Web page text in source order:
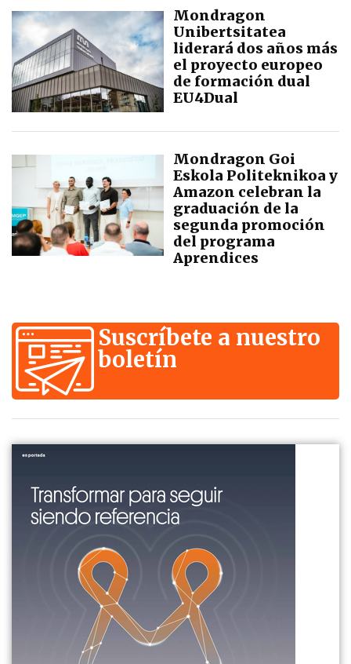
Mondragon
Unibertsitatea
liderará dos años más
el proyecto europeo
de formación dual
EU4Dual
Mondragon Goi
Eskola Politeknikoa y
Amazon celebran la
graduación de la
segunda promoción
del programa
Aprendices
Suscríbete a nuestro
boletín